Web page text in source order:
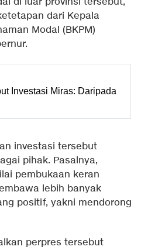
dari Kepala
Modal (BKPM)
Investasi Miras: Daripada
investasi tersebut
pihak. Pasalnya,
pembukaan keran
lebih banyak
positif, yakni mendorong
perpres tersebut